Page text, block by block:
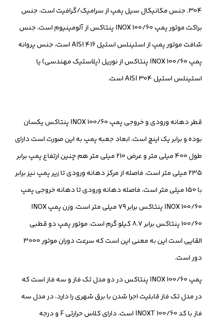
304، جنس مکانیکال سیل پمپ از سرامیک/گرافیت است، جنس
براکت موتور پمپ INOX 100/60 پنتاکس از آلومینیوم است، جنس
شافت موتور پمپ از استینلس استیل 416 AISI است، جنس پروانه
پمپ INOX 100/60 پنتاکس از نوریل (پلاستیک مهندسی) یا
استینلس استیل AISI 304 است.
قطر دهانه ورودی و خروجی پمپ INOX 100/60 پنتاکس یکسان
بوده و برابر یک اینچ است، ابعاد جعبه پمپ به این صورت است دارای
طول 400 میلی متر و عرض 210 میلی متر هم چنین ارتفاع پمپ برابر
235 میلی متر است، فاصله از مرکز دهانه ورودی تا زیر پمپ نیز برابر
با 150 میلی متر است، فاصله دهانه ورودی تا دهانه خروجی پمپ
INOX 100/60 پنتاکس برابر 79 میلی متر است، وزن پمپ INOX
100/60 پنتاکس برابر 8.7 کیلو گرم است، موتور پمپ دو قطبی
القایی است این به معنی این است که سرعت دوران موتور 3000
دور است.
پمپ INOX 100/60 پنتاکس در دو مدل تک فاز و سه فاز است که
در مدل تک فاز قابلیت اجرا شدن با برق شهری را دارد، در مدل سه
فاز با کد INOXT 100/60 است، دارای کلاس حرارتی F و درجه